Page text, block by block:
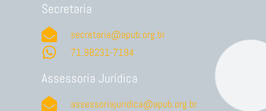
Secretaria
secretaria@apub.org.br
71.98231-7194
Assessoria Jurídica
assessoriajuridica@apub.org.br